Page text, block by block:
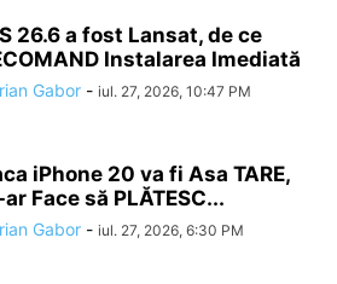
26.6 a fost Lansat, de ce
Instalarea Imediată
Gabor - iul. 27, 2026, 10:47 PM
iPhone 20 va fi Asa TARE,
Face să PLĂTESC...
Gabor - iul. 27, 2026, 6:30 PM